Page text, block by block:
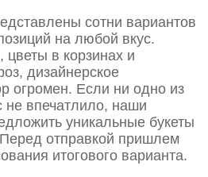
сотни вариантов
на любой вкус.
в корзинах и
дизайнерское
Если ни одно из
не впечатлило, наши
уникальные букеты
отправкой пришлем
итогового варианта.